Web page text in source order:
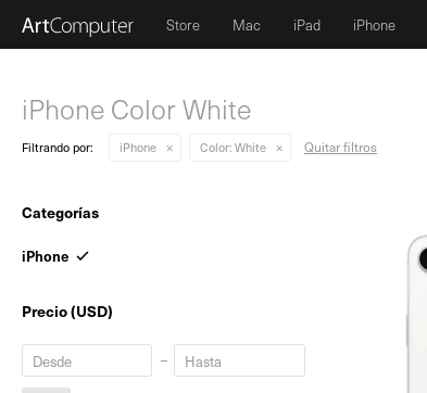
Store Mac iPad iPhone
iPhone Color White
Filtrando por: iPhone Color:White Quitar filtros
Categorías
iPhone
Precio(USD)